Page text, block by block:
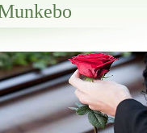
det gælder